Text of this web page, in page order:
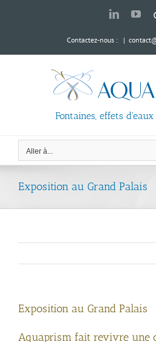
LinkedIn
Contactez-nous : |
Fontaines, effets
Aller à...
Exposition au Grand Palais
Exposition au Grand Palais
Aquaprism fait revivre une